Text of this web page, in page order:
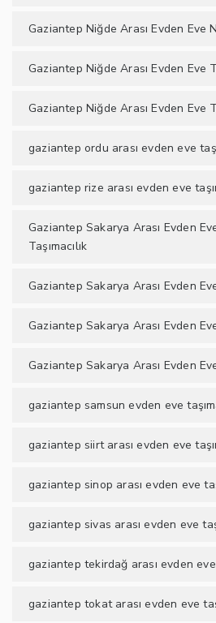
Gaziantep Niğde Arası Evden Eve
Gaziantep Niğde Arası Evden Eve
Gaziantep Niğde Arası Evden Eve
gaziantep ordu arası evden eve
gaziantep rize arası evden eve
Gaziantep Sakarya Arası Evden
Taşımacılık
Gaziantep Sakarya Arası Evden
Gaziantep Sakarya Arası Evden
Gaziantep Sakarya Arası Evden
gaziantep samsun evden eve
gaziantep siirt arası evden eve
gaziantep sinop arası evden eve
gaziantep sivas arası evden eve
gaziantep tekirdağ arası evden eve
gaziantep tokat arası evden eve